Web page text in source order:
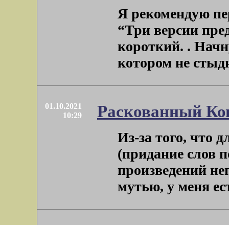
Я рекомендую
“Три версии
короткий. .
котором не
01.10.2021
10:29
Раскованный
Из-за того, что
(придание слов
произведений
мутью, у меня